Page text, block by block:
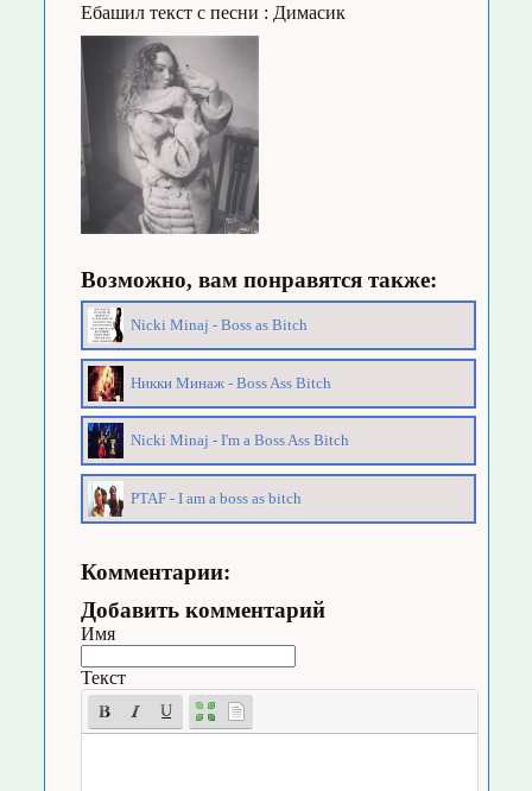
Ебашил текст с песни : Димасик
Возможно, вам понравятся также:
Nicki Minaj - Boss as Bitch
Никки Минаж - Boss Ass Bitch
Nicki Minaj - I'm a Boss Ass Bitch
PTAF - I am a boss as bitch
Комментарии:
Добавить комментарий
Имя
Текст